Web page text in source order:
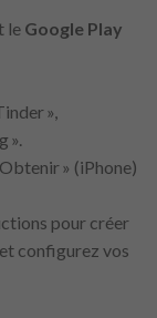
le Google Play
»,
».
» (iPhone)
pour créer
configurez vos